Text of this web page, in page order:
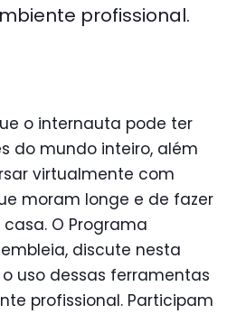
profissional.
o internauta pode ter
do mundo inteiro, além
virtualmente com
moram longe e de fazer
O Programa
discute nesta
o uso dessas ferramentas
profissional. Participam